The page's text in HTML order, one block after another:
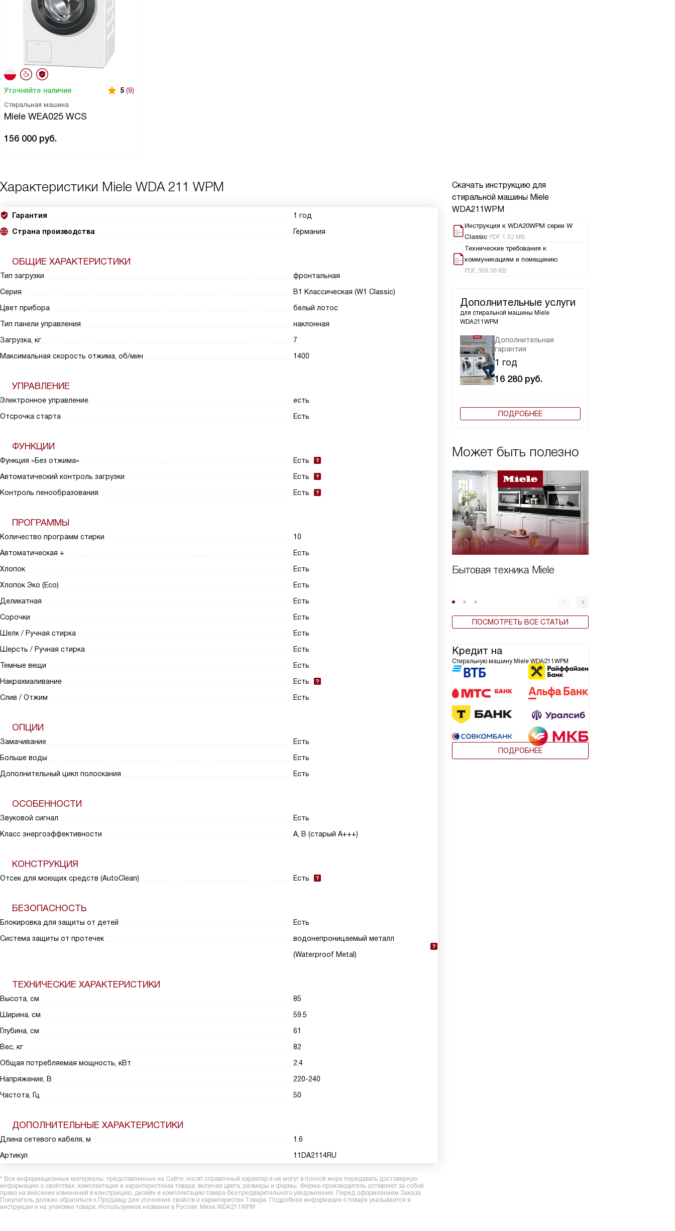
Уточняйте наличие 5 (9)
Стиральная машина
Miele WEA025 WCS
156 000 руб.
Скачать инструкцию для
стиральной машины Miele
WDA211WPM
Инструкция к WDA20WPM серии W
Classic PDF, 1.52 MB
Технические требования к
коммуникациям и помещению
PDF, 369.36 KB
Дополнительные услуги
для стиральной машины Miele
WDA211WPM
Дополнительная
гарантия
1 год
16 280 руб.
ПОДРОБНЕЕ
Может быть полезно
Бытовая техника Miele
ПОСМОТРЕТЬ ВСЕ СТАТЬИ
Кредит на
Стиральную машину Miele WDA211WPM
ПОДРОБНЕЕ
Характеристики Miele WDA 211 WPM
Гарантия
1 год
Страна производства
Германия
ОБЩИЕ ХАРАКТЕРИСТИКИ
Тип загрузки
фронтальная
Серия
В1 Классическая (W1 Classic)
Цвет прибора
белый лотос
Тип панели управления
наклонная
Загрузка, кг
7
Максимальная скорость отжима, об/мин
1400
УПРАВЛЕНИЕ
Электронное управление
есть
Отсрочка старта
Есть
ФУНКЦИИ
Функция «Без отжима»
Есть
Автоматический контроль загрузки
Есть
Контроль пенообразования
Есть
ПРОГРАММЫ
Количество программ стирки
10
Автоматическая +
Есть
Хлопок
Есть
Хлопок Эко (Eco)
Есть
Деликатная
Есть
Сорочки
Есть
Шелк / Ручная стирка
Есть
Шерсть / Ручная стирка
Есть
Темные вещи
Есть
Накрахмаливание
Есть
Слив / Отжим
Есть
ОПЦИИ
Замачивание
Есть
Больше воды
Есть
Дополнительный цикл полоскания
Есть
ОСОБЕННОСТИ
Звуковой сигнал
Есть
Класс энергоэффективности
A, B (старый A+++)
КОНСТРУКЦИЯ
Отсек для моющих средств (AutoClean) Есть
БЕЗОПАСНОСТЬ
Блокировка для защиты от детей
Есть
Система защиты от протечек
водонепроницаемый металл
(Waterproof Metal)
ТЕХНИЧЕСКИЕ ХАРАКТЕРИСТИКИ
Высота, см
85
Ширина, см
59.5
Глубина, см
61
Вес, кг
82
Общая потребляемая мощность, кВт
2.4
Напряжение, В
220-240
Частота, Гц
50
ДОПОЛНИТЕЛЬНЫЕ ХАРАКТЕРИСТИКИ
Длина сетевого кабеля, м
1.6
Артикул
11DA2114RU
* Все информационные материалы, представленные на Сайте, носят справочный характер и не могут в полной мере передавать достоверную
информацию о свойствах, комплектации и характеристиках товара, включая цвета, размеры и формы. Фирма-производитель оставляет за собой
право на внесение изменений в конструкцию, дизайн и комплектацию товара без предварительного уведомления. Перед оформлением Заказа
Покупатель должен обратиться к Продавцу для уточнения свойств и характеристик Товара. Подробная информация о товаре указывается в
инструкции и на упаковке товара. Используемое название в России: Миле WDA211WPM